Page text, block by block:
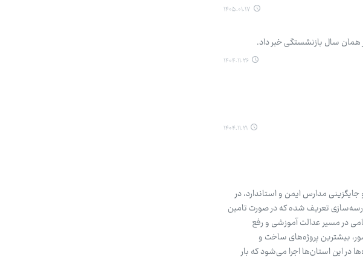
۱۴۰۵.۰۱.۱۷
سال بازنشستگی خبر داد.
۱۴۰۴.۱۱.۲۶
۱۴۰۴.۱۱.۲۱
مدارس ایمن و استاندارد، در
مردم شتاب گرفته است به‌گونه‌ای که تاکنون ۷۸۰۰ پروژه مدرسه‌سازی تعریف شده که در صورت تامین
در مسیر عدالت آموزشی و رفع
بیشترین پروژه‌های ساخت و
چرخش و رشد جمعیت است که تقریبا ۵۰ درصد از پروژه‌ها در این استان‌ها اجرا می‌شود که بار